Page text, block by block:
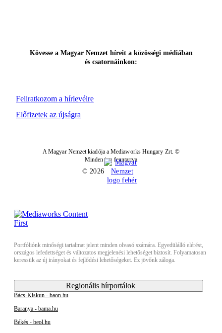
Feliratkozom a hírlevélre
Kövesse a Magyar Nemzet híreit a közösségi médiában
és csatornáinkon:
Előfizetek az újságra
A Magyar Nemzet kiadója a Mediaworks Hungary Zrt. ©
Minden jog fenntartva
© 2026
Portfóliónk minőségi tartalmat jelent minden olvasó számára. Egyedülálló elérést,
országos lefedettséget és változatos megjelenési lehetőséget biztosít. Folyamatosan
keressük az új irányokat és fejlődési lehetőségeket. Ez jövőnk záloga.
Regionális hírportálok
Bács-Kiskun - baon.hu
Baranya - bama.hu
Békés - beol.hu